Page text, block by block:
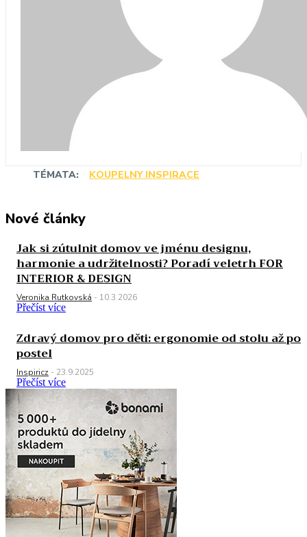
TÉMATA: KOUPELNY INSPIRACE
Nové články
Jak si zútulnit domov ve jménu designu,
harmonie a udržitelnosti? Poradí veletrh FOR
INTERIOR & DESIGN
Veronika Rutkovská - 10.3.2026
Přečíst více
Zdravý domov pro děti: ergonomie od stolu až po
postel
Inspiricz - 23.9.2025
Přečíst více